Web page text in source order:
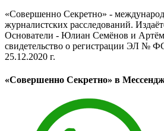
«Совершенно Секретно» -
журналистских расследований.
Основатели - Юлиан Семёнов и
свидетельство о регистрации ЭЛ №
25.12.2020 г.
«Совершенно Секретно» в